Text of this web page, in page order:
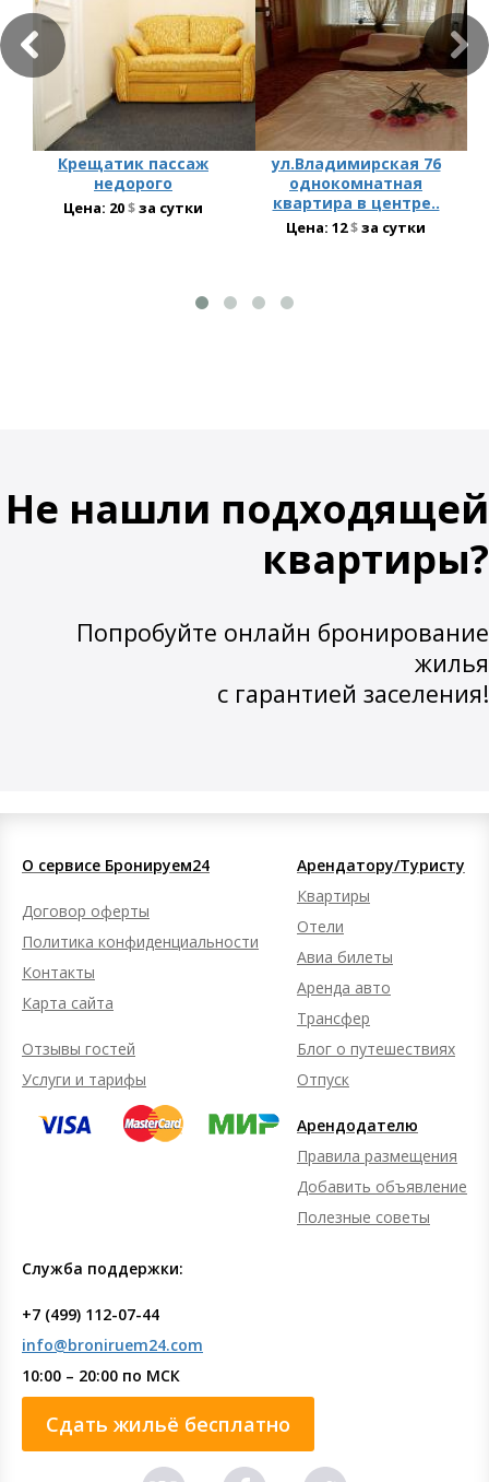
Крещатик пассаж
недорого
Цена: 20$за сутки
ул.Владимирская 76
однокомнатная
квартира в центре..
Цена: 12$за сутки
Не нашли подходящей
квартиры?
Попробуйте онлайн бронирование
жилья
с гарантией заселения!
О сервисе Бронируем24
Договор оферты
Политика конфиденциальности
Контакты
Карта сайта
Отзывы гостей
Услуги и тарифы
Арендатору/Туристу
Квартиры
Отели
Авиа билеты
Аренда авто
Трансфер
Блог о путешествиях
Отпуск
Арендодателю
Правила размещения
Добавить объявление
Полезные советы
Служба поддержки:
+7 (499) 112-07-44
info@broniruem24.com
10:00 – 20:00 по МСК
Сдать жильё бесплатно